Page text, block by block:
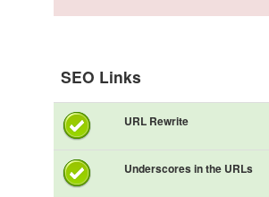
SEO Links
URL Rewrite
Underscores in the URLs